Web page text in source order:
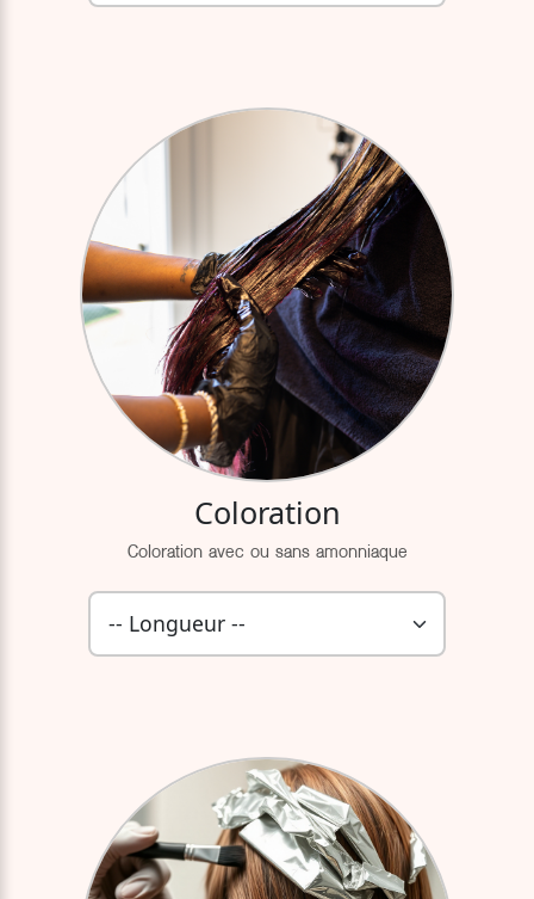
Coloration
Coloration avec ou sans amonniaque